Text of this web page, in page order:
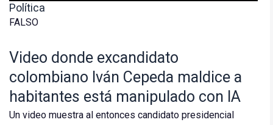
Política
FALSO
Video donde excandidato
colombiano Iván Cepeda maldice a
habitantes está manipulado con IA
Un video muestra al entonces candidato presidencial